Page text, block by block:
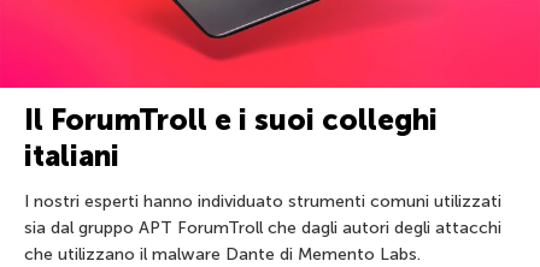
Il ForumTroll e i suoi colleghi
italiani
I nostri esperti hanno individuato strumenti comuni utilizzati
sia dal gruppo APT ForumTroll che dagli autori degli attacchi
che utilizzano il malware Dante di Memento Labs.